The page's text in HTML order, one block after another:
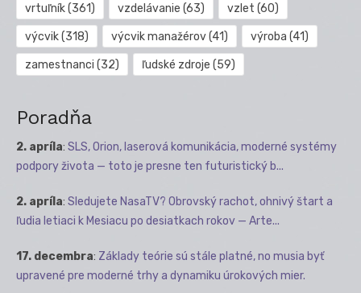
vrtuľník(361) vzdelávanie (63) vzlet (60)
výcvik(318) výcvik manažérov(41) výroba (41)
zamestnanci (32) ľudské zdroje (59)
Poradňa
2. apríla: SLS, Orion, laserová komunikácia, moderné systémy
podpory života — toto je presne ten futuristický b...
2. apríla: Sledujete NasaTV? Obrovský rachot, ohnivý štart a
ľudia letiaci k Mesiacu po desiatkach rokov — Arte...
17. decembra: Základy teórie sú stále platné, no musia byť
upravené pre moderné trhy a dynamiku úrokových mier.